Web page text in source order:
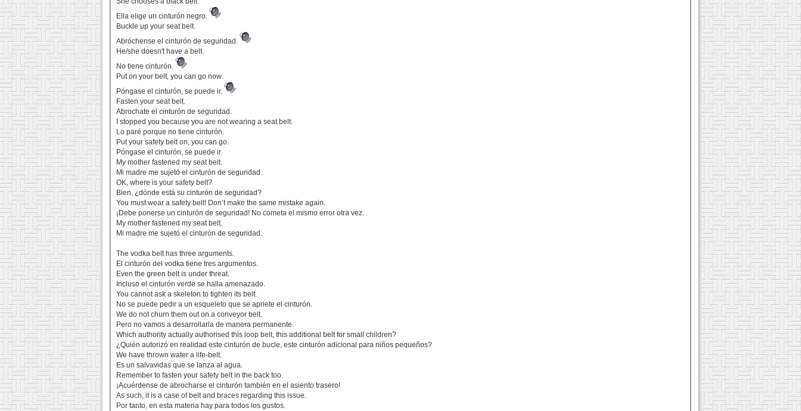
Ella elige un cinturón negro.
Buckle up your seat belt.
Abróchense el cinturón de seguridad.
He/she doesn't have a belt.
No tiene cinturón.
Put on your belt, you can go now.
Póngase el cinturón, se puede ir.
Fasten your seat belt.
Abrochate el cinturón de seguridad.
I stopped you because you are not wearing a seat belt.
Lo paré porque no tiene cinturón.
Put your safety belt on, you can go.
Póngase el cinturón, se puede ir.
My mother fastened my seat belt.
Mi madre me sujetó el cinturón de seguridad.
OK, where is your safety belt?
Bien, ¿dónde está su cinturón de seguridad?
You must wear a safety belt! Don’t make the same mistake again.
¡Debe ponerse un cinturón de seguridad! No cometa el mismo error otra vez.
My mother fastened my seat belt.
Mi madre me sujetó el cinturón de seguridad.
The vodka belt has three arguments.
El cinturón del vodka tiene tres argumentos.
Even the green belt is under threat.
Incluso el cinturón verde se halla amenazado.
You cannot ask a skeleton to tighten its belt.
No se puede pedir a un esqueleto que se apriete el cinturón.
We do not churn them out on a conveyor belt.
Pero no vamos a desarrollarla de manera permanente.
Which authority actually authorised this loop belt, this additional belt for small children?
¿Quién autorizó en realidad este cinturón de bucle, este cinturón adicional para niños pequeños?
We have thrown water a life-belt.
Es un salvavidas que se lanza al agua.
Remember to fasten your safety belt in the back too.
¡Acuérdense de abrocharse el cinturón también en el asiento trasero!
As such, it is a case of belt and braces regarding this issue.
Por tanto, en esta materia hay para todos los gustos.